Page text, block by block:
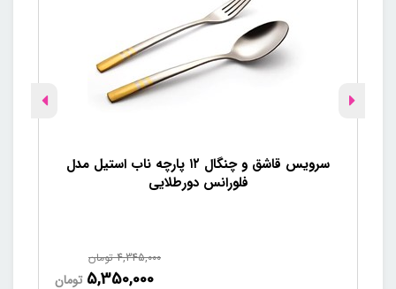
سرویس قاشق و چنگال ۱۲ پارچه ناب استیل مدل
فلورانس دورطلایی
4,345,000 تومان
5,350,000 تومان